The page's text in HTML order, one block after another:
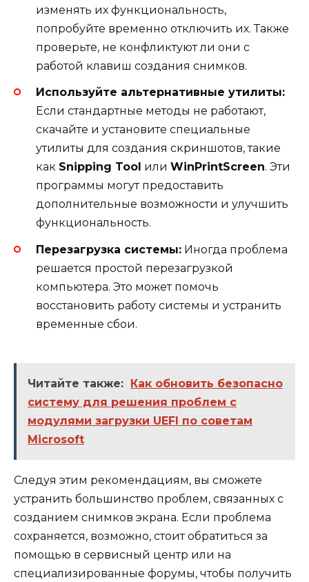
изменять их функциональность,
попробуйте временно отключить их. Также
проверьте, не конфликтуют ли они с
работой клавиш создания снимков.
Используйте альтернативные утилиты:
Если стандартные методы не работают,
скачайте и установите специальные
утилиты для создания скриншотов, такие
как Snipping Tool или WinPrintScreen. Эти
программы могут предоставить
дополнительные возможности и улучшить
функциональность.
Перезагрузка системы: Иногда проблема
решается простой перезагрузкой
компьютера. Это может помочь
восстановить работу системы и устранить
временные сбои.
Читайте также: Как обновить безопасно
систему для решения проблем с
модулями загрузки UEFI по советам
Microsoft
Следуя этим рекомендациям, вы сможете
устранить большинство проблем, связанных с
созданием снимков экрана. Если проблема
сохраняется, возможно, стоит обратиться за
помощью в сервисный центр или на
специализированные форумы, чтобы получить